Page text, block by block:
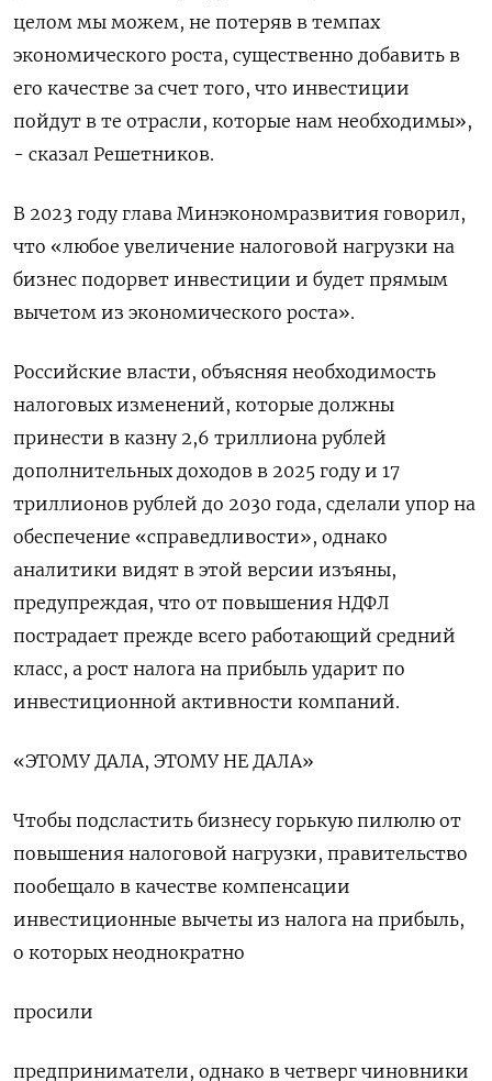
целом мы можем, не потеряв в темпах
экономического роста, существенно добавить в
его качестве за счет того, что инвестиции
пойдут в те отрасли, которые нам необходимы»,
- сказал Решетников.
В 2023 году глава Минэкономразвития говорил,
что «любое увеличение налоговой нагрузки на
бизнес подорвет инвестиции и будет прямым
вычетом из экономического роста».
Российские власти, объясняя необходимость
налоговых изменений, которые должны
принести в казну 2,6 триллиона рублей
дополнительных доходов в 2025 году и 17
триллионов рублей до 2030 года, сделали упор на
обеспечение «справедливости», однако
аналитики видят в этой версии изъяны,
предупреждая, что от повышения НДФЛ
пострадает прежде всего работающий средний
класс, а рост налога на прибыль ударит по
инвестиционной активности компаний.
«ЭТОМУ ДАЛА, ЭТОМУ НЕ ДАЛА»
Чтобы подсластить бизнесу горькую пилюлю от
повышения налоговой нагрузки, правительство
пообещало в качестве компенсации
инвестиционные вычеты из налога на прибыль,
о которых неоднократно
просили
предприниматели, однако в четверг чиновники